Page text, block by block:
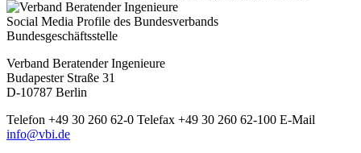
Social Media Profile des Bundesverbands
Bundesgeschäftsstelle
Verband Beratender Ingenieure
Budapester Straße 31
D-10787 Berlin
Telefon +49 30 260 62-0 Telefax +49 30 260 62-100 E-Mail
info@vbi.de